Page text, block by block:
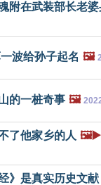
附在武装部长老婆
波给孙子起名 🖼️
的一桩奇事 🖼️
了他家乡的人 🖼️▶️
》是真实历史文献